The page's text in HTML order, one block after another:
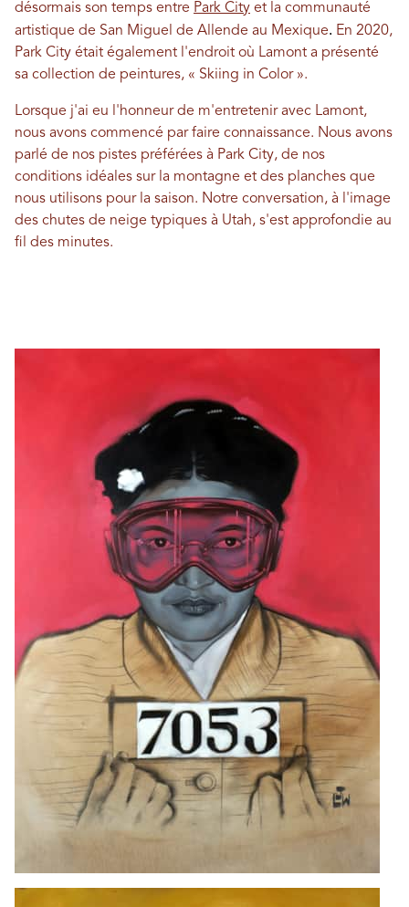
désormais son temps entre Park City et la communauté
artistique de San Miguel de Allende au Mexique. En 2020,
Park City était également l'endroit où Lamont a présenté
sa collection de peintures, « Skiing in Color ».
Lorsque j'ai eu l'honneur de m'entretenir avec Lamont,
nous avons commencé par faire connaissance. Nous avons
parlé de nos pistes préférées à Park City, de nos
conditions idéales sur la montagne et des planches que
nous utilisons pour la saison. Notre conversation, à l'image
des chutes de neige typiques à Utah, s'est approfondie au
fil des minutes.